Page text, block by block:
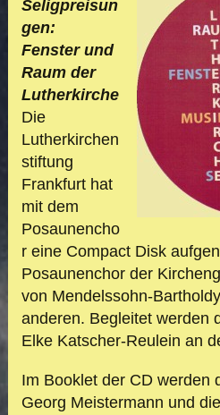
Seligpreisun
gen:
Fenster und
Raum der
Lutherkirche
Die
Lutherkirchen
stiftung
Frankfurt hat
mit dem
Posaunencho
r eine Compact Disk
Posaunenchor der
von Mendelssohn-
anderen. Begleitet werden
Elke Katscher-Reulein an
Im Booklet der CD werden
Georg Meistermann und